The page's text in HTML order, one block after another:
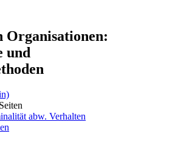
Organisationen:
und
abw. Verhalten